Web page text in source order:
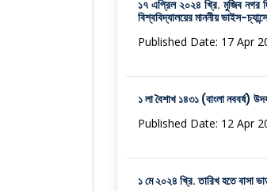
১৭ এপ্রিল ২০২৪ খ্রি. মুজিব নগর
বিশ্ববিদ্যালয়ের মাননীয় ভাইস-
Published Date: 17 Apr
১ লা বৈশাখ ১৪৩১ (বাংলা নববর্ষ)
Published Date: 12 Apr
১ মে ২০২৪ খ্রি. তারিখ হতে বাসা